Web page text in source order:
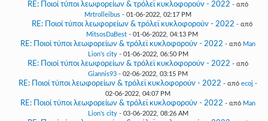
RE: Ποιοί τύποι λεωφορείων & τρόλεϊ κυκλοφορούν - 2022 - από
Mrtrolleibus - 01-06-2022, 02:17 PM
RE: Ποιοί τύποι λεωφορείων & τρόλεϊ κυκλοφορούν - 2022 - από
MitsosDaBest- 01-06-2022, 04:13 PM
RE: Ποιοί τύποι λεωφορείων & τρόλεϊ κυκλοφορούν - 2022 - από Man
Lion's city- 01-06-2022, 06:50 PM
RE: Ποιοί τύποι λεωφορείων & τρόλεϊ κυκλοφορούν - 2022 - από
Giannis93 - 02-06-2022, 03:15 PM
RE: Ποιοί τύποι λεωφορείων & τρόλεϊ κυκλοφορούν - 2022 - από ecoj -
02-06-2022, 04:07 PM
RE: Ποιοί τύποι λεωφορείων & τρόλεϊ κυκλοφορούν - 2022 - από Man
Lion's city- 03-06-2022, 08:26 AM